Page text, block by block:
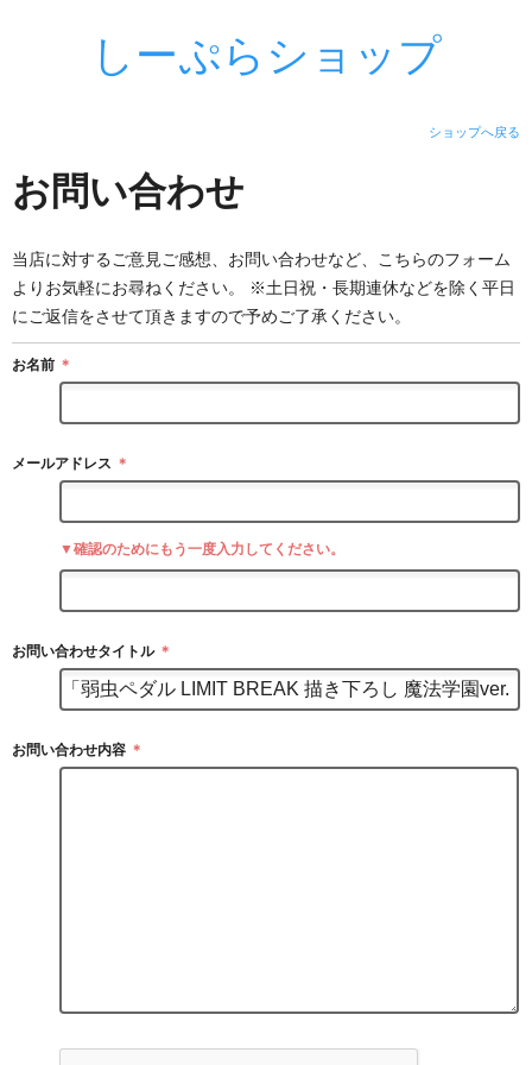
しーぷらショップ
ショップへ戻る
お問い合わせ
当店に対するご意見ご感想、お問い合わせなど、こちらのフォーム
よりお気軽にお尋ねください。 ※土日祝・長期連休などを除く平日
にご返信をさせて頂きますので予めご了承ください。
お名前 ＊
メールアドレス ＊
▼確認のためにもう一度入力してください。
お問い合わせタイトル ＊
お問い合わせ内容 ＊